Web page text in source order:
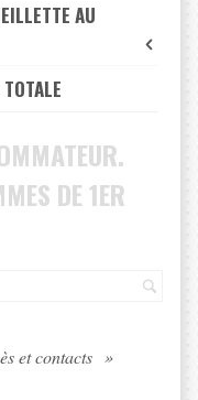
AU
DE 1ER
et contacts »